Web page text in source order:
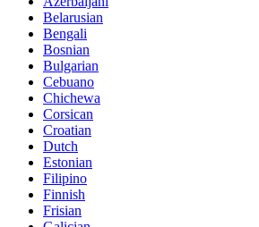
Belarusian
Bengali
Bosnian
Bulgarian
Cebuano
Chichewa
Corsican
Croatian
Dutch
Estonian
Filipino
Finnish
Frisian